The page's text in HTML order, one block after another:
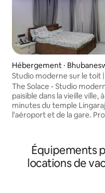
Hébergement ⋅
Studio moderne sur le toit |
Lingaraj
The Solace - Studio
paisible dans la vieille ville,
minutes du temple
l'aéroport et de la gare.
cuisine modulaire
Séjour privé hébergé avec
équipements modernes
Équipements
locations de